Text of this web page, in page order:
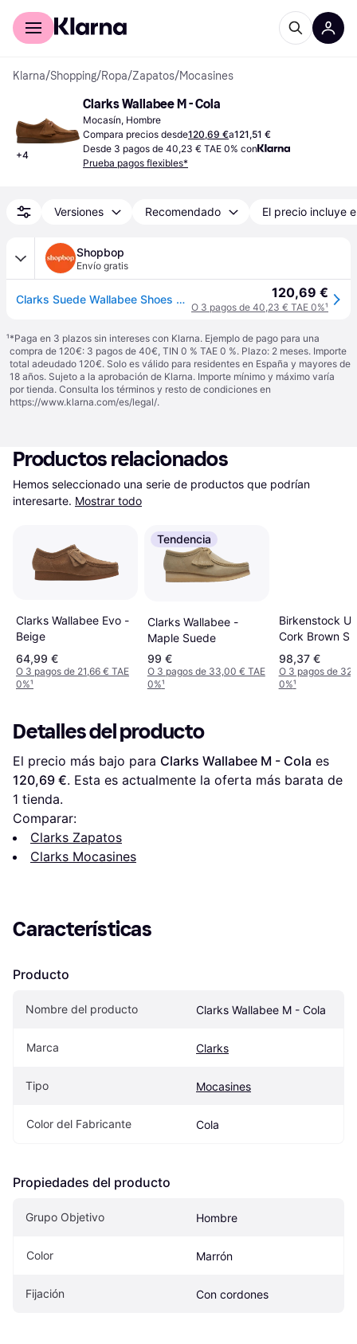
Comprar con Klarna
Klarna/Shopping/Ropa/Zapatos/Mocasines
+4
Clarks Wallabee M - Cola
Mocasín, Hombre
Compara precios desde120,69 €a121,51 €
Desde 3 pagos de 40,23 € TAE 0% con
Prueba pagos flexibles*
Versiones Recomendado El precio incluye
Shopbop
Envío gratis
Clarks Suede Wallabee Shoes Cola Suede 11 120,69 €
O 3 pagos de 40,23 € TAE 0%¹
¹*Paga en 3 plazos sin intereses con Klarna. Ejemplo de pago para una
compra de 120€: 3 pagos de 40€, TIN 0 % TAE 0 %. Plazo: 2 meses. Importe
total adeudado 120€. Solo es válido para residentes en España y mayores de
18 años. Sujeto a la aprobación de Klarna. Importe mínimo y máximo varía
por tienda. Consulta los términos y resto de condiciones en
https://www.klarna.com/es/legal/.
Productos relacionados
Hemos seleccionado una serie de productos que podrían
interesarte. Mostrar todo
Clarks Wallabee Evo -
Beige
64,99 €
O 3 pagos de 21,66 € TAE
0%¹
Tendencia
Clarks Wallabee -
Maple Suede
99 €
O 3 pagos de 33,00 € TAE
0%¹
Birkenstock
Cork Brown
Men's
98,37 €
O 3 pagos de
0%¹
Detalles del producto
El precio más bajo para Clarks Wallabee M - Cola
120,69 €. Esta es actualmente la oferta más barata de
1 tienda.
Comparar:
Clarks Zapatos
Clarks Mocasines
Características
Producto
Nombre del producto Clarks Wallabee M - Cola
Marca Clarks
Tipo Mocasines
Color del Fabricante Cola
Propiedades del producto
Grupo Objetivo Hombre
Color Marrón
Fijación Con cordones